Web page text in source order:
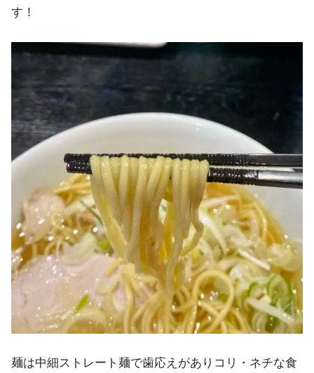
す！
麺は中細ストレート麺で歯応えがありコリ・ネチな食